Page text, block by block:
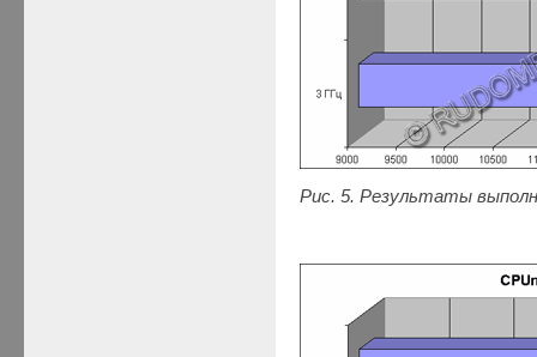
Рис. 5. Результаты